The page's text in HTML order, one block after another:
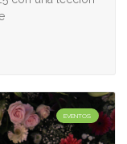
EVENTOS